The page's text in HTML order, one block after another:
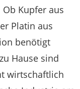
Kupfer aus
Platin aus
benötigt
Hause sind
wirtschaftlich